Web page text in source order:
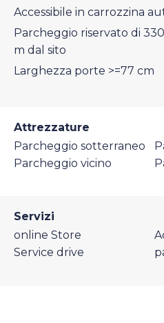
Accessibile in carrozzina
Parcheggio riservato di
m dal sito
Larghezza porte >=77 cm
Attrezzature
Parcheggio sotterraneo
Parcheggio vicino
Servizi
online Store
Service drive